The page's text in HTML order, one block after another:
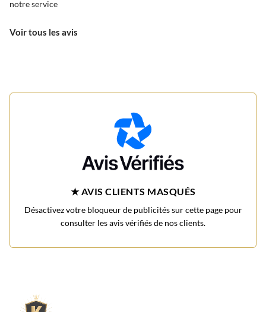
notre service
Voir tous les avis
★ AVIS CLIENTS MASQUÉS
Désactivez votre bloqueur de publicités sur cette page pour
consulter les avis vérifiés de nos clients.